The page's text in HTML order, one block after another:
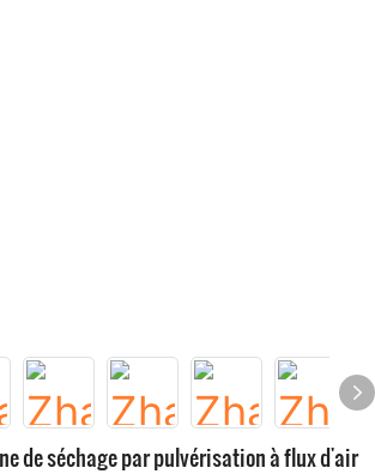
de séchage par pulvérisation à flux d'air